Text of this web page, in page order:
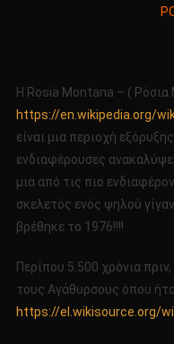
Η Rosia Montana – ( Ρόσια
https://en.wikipedia.org/
είναι μια περιοχή
ενδιαφέρουσες
μια από τις πιο
σκελετός ενός ψηλού
βρέθηκε το 1976!!!!
Περίπου 5.500 χρόνια
τους Αγάθυρσους όπου
https://el.wikisource.org/